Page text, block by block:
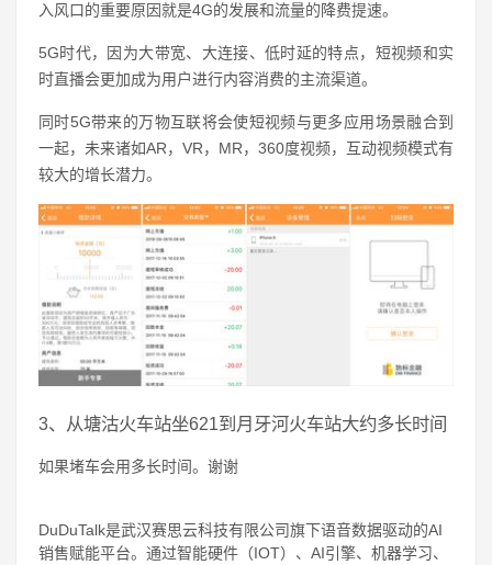
入风口的重要原因就是4G的发展和流量的降费提速。
5G时代，因为大带宽、大连接、低时延的特点，短视频和实
时直播会更加成为用户进行内容消费的主流渠道。
同时5G带来的万物互联将会使短视频与更多应用场景融合到
一起，未来诸如AR，VR，MR，360度视频，互动视频模式有
较大的增长潜力。
3、从塘沽火车站坐621到月牙河火车站大约多长时间
如果堵车会用多长时间。谢谢
DuDuTalk是武汉赛思云科技有限公司旗下语音数据驱动的AI
销售赋能平台。通过智能硬件（IOT）、AI引擎、机器学习、